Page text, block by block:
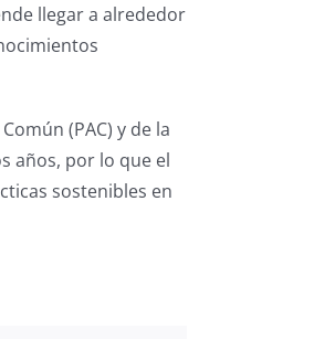
llegar a alrededor
(PAC) y de la
años, por lo que el
sostenibles en